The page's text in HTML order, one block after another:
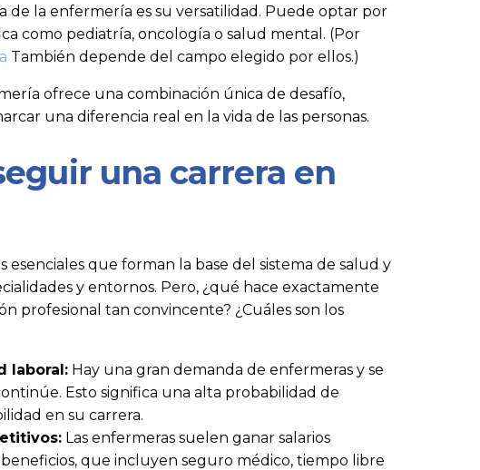
de la enfermería es su versatilidad. Puede optar por
como pediatría, oncología o salud mental. (Por
También depende del campo elegido por ellos.)
ofrece una combinación única de desafío,
una diferencia real en la vida de las personas.
una carrera en
esenciales que forman la base del sistema de salud y
y entornos. Pero, ¿qué hace exactamente
profesional tan convincente? ¿Cuáles son los
laboral: Hay una gran demanda de enfermeras y se
Esto significa una alta probabilidad de
en su carrera.
Las enfermeras suelen ganar salarios
que incluyen seguro médico, tiempo libre